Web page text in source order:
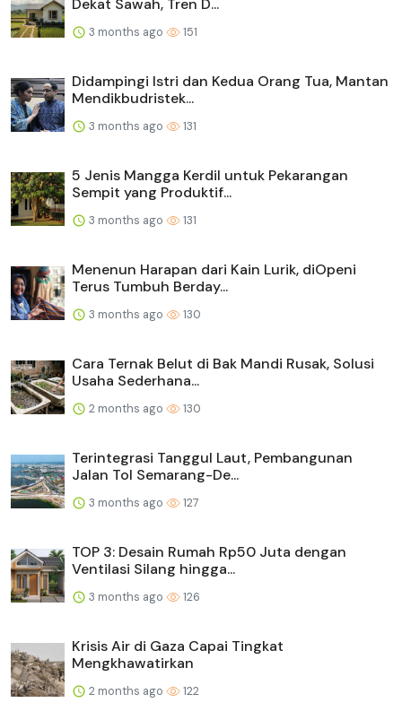
3 months ago 151
Didampingi Istri dan Kedua Orang Tua, Mantan
Mendikbudristek...
3 months ago 131
5 Jenis Mangga Kerdil untuk Pekarangan
Sempit yang Produktif...
3 months ago 131
Menenun Harapan dari Kain Lurik, diOpeni
Terus Tumbuh Berday...
3 months ago 130
Cara Ternak Belut di Bak Mandi Rusak, Solusi
Usaha Sederhana...
2 months ago 130
Terintegrasi Tanggul Laut, Pembangunan
Jalan Tol Semarang-De...
3 months ago 127
TOP 3: Desain Rumah Rp50 Juta dengan
Ventilasi Silang hingga...
3 months ago 126
Krisis Air di Gaza Capai Tingkat
Mengkhawatirkan
2 months ago 122